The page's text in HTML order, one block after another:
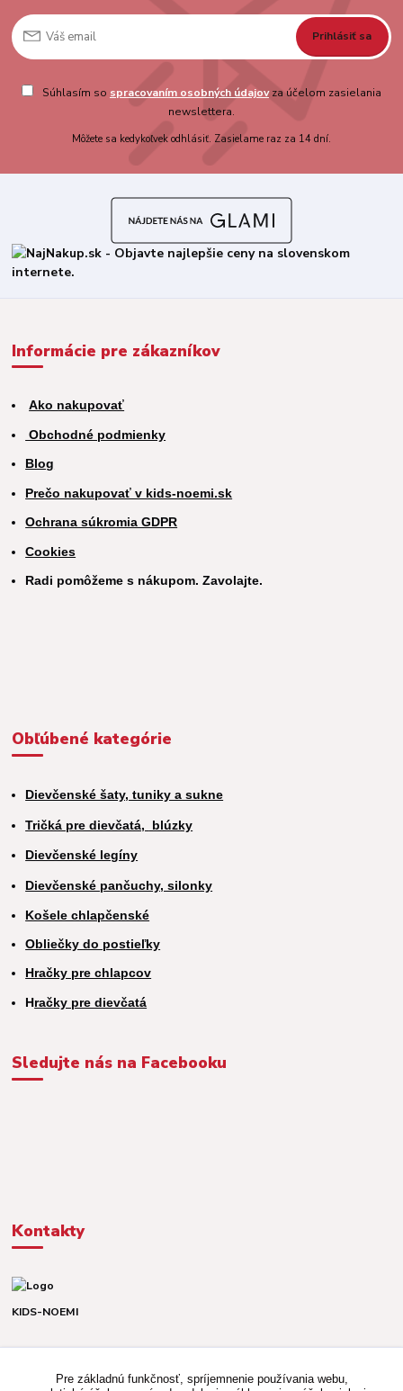
Prihlásiť sa
Súhlasím so spracovaním osobných údajovza účelom zasielania
newslettera.
Môžete sa kedykoľvek odhlásiť. Zasielame raz za 14 dní.
Informácie pre zákazníkov
Ako nakupovať
Obchodné podmienky
Blog
Prečo nakupovať v kids-noemi.sk
Ochrana súkromia GDPR
Cookies
Radi pomôžeme s nákupom. Zavolajte.
Obľúbené kategórie
Dievčenské šaty, tuniky a sukne
Tričká pre dievčatá, blúzky
Dievčenské legíny
Dievčenské pančuchy, silonky
Košele chlapčenské
Obliečky do postieľky
Hračky pre chlapcov
Hračky pre dievčatá
Sledujte nás na Facebooku
Kontakty
KIDS-NOEMI
(Po-Pia, 8-16 hod.)
Pre základnú funkčnosť, spríjemnenie používania webu,